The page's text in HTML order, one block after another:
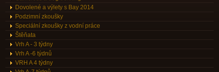
Dovolené a výlety s Bay 2014
Podzimní zkoušky
Speciální zkoušky z vodní práce
Štěňata
Vrh A - 3 týdny
Vrh A -6 týdnů
VRH A 4 týdny